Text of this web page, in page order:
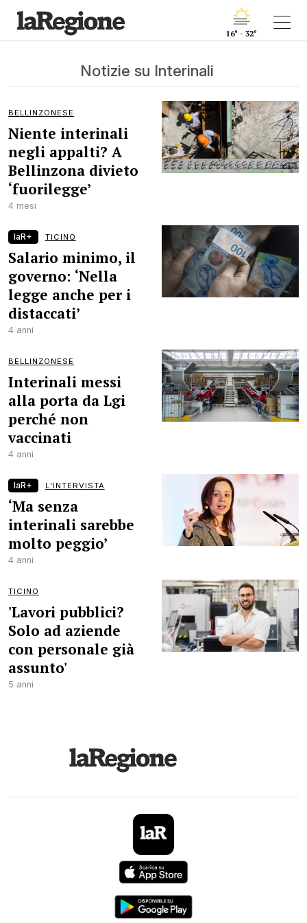
16° - 32°
Notizie su Interinali
BELLINZONESE
Niente interinali
negli appalti? A
Bellinzona divieto
‘fuorilegge’
4 mesi
laR+ TICINO
Salario minimo, il
governo: ‘Nella
legge anche per i
distaccati’
4 anni
BELLINZONESE
Interinali messi
alla porta da Lgi
perché non
vaccinati
4 anni
laR+ L’INTERVISTA
‘Ma senza
interinali sarebbe
molto peggio’
4 anni
TICINO
'Lavori pubblici?
Solo ad aziende
con personale già
assunto'
5 anni